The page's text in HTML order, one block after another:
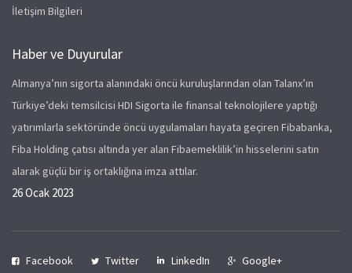
İletişim Bilgileri
Haber ve Duyurular
Almanya’nın sigorta alanındaki öncü kuruluşlarından olan Talanx’ın
Türkiye’deki temsilcisi HDI Sigorta ile finansal teknolojilere yaptığı
yatırımlarla sektöründe öncü uygulamaları hayata geçiren Fibabanka,
Fiba Holding çatısı altında yer alan Fibaemeklilik’in hisselerini satın
alarak güçlü bir iş ortaklığına imza attılar.
26 Ocak 2023
Facebook Twitter LinkedIn Google+